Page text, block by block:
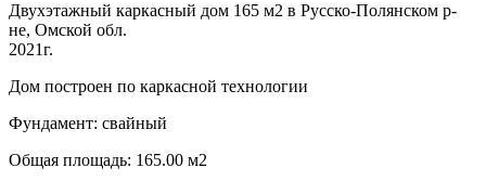
Двухэтажный каркасный дом 165 м2 в Русско-Полянском р-
не, Омской обл.
2021г.
Дом построен по каркасной технологии
Фундамент: свайный
Общая площадь: 165.00 м2